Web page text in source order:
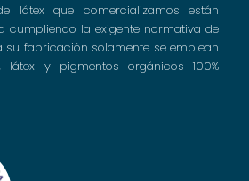
látex que comercializamos están
cumpliendo la exigente normativa de
su fabricación solamente se emplean
látex y pigmentos orgánicos 100%